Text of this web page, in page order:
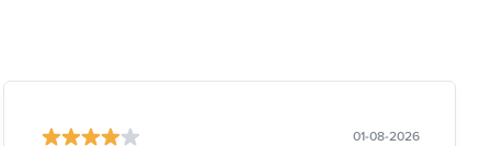
01-08-2026